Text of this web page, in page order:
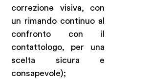
correzione visiva, con
un rimando continuo al
confronto con il
contattologo, per una
scelta sicura e
consapevole);